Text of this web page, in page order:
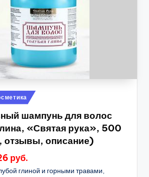
шампунь для волос
«Святая рука», 500
отзывы, описание)
руб.
глиной и горными травами,